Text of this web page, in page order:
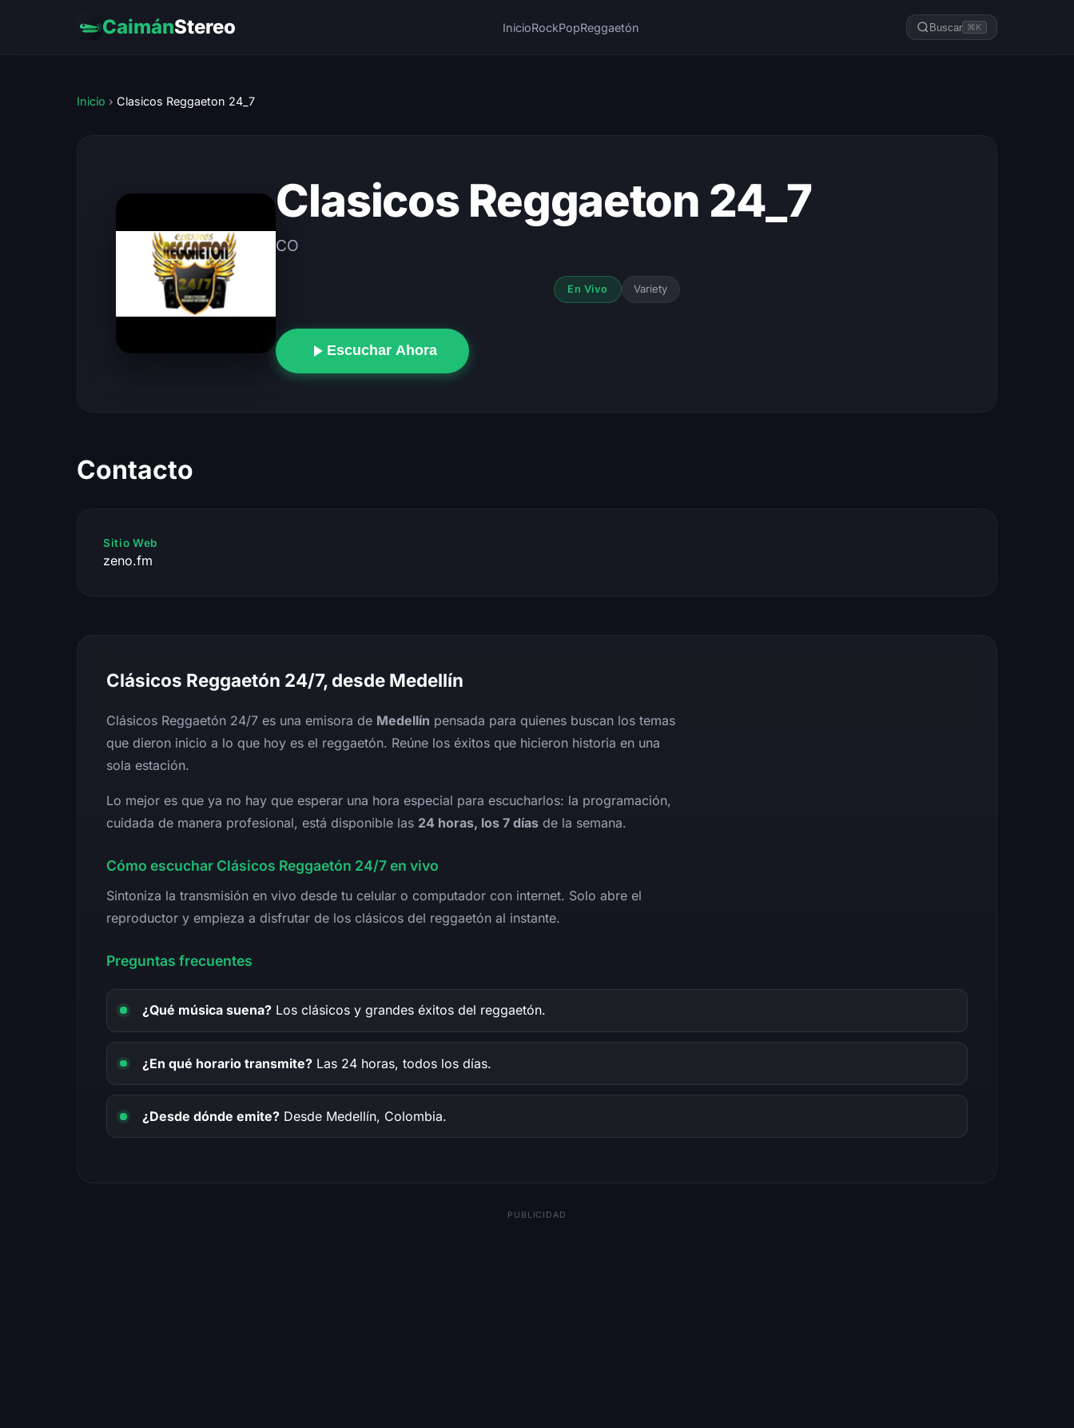
CaimánStereo InicioRockPopReggaetón Buscar ⌘K
Inicio › Clasicos Reggaeton 24_7
Clasicos Reggaeton 24_7
CO
En Vivo Variety
Escuchar Ahora
Contacto
Sitio Web
zeno.fm
Clásicos Reggaetón 24/7, desde Medellín
Clásicos Reggaetón 24/7 es una emisora de Medellín pensada para quienes buscan los temas
que dieron inicio a lo que hoy es el reggaetón. Reúne los éxitos que hicieron historia en una
sola estación.
Lo mejor es que ya no hay que esperar una hora especial para escucharlos: la programación,
cuidada de manera profesional, está disponible las 24 horas, los 7 días de la semana.
Cómo escuchar Clásicos Reggaetón 24/7 en vivo
Sintoniza la transmisión en vivo desde tu celular o computador con internet. Solo abre el
reproductor y empieza a disfrutar de los clásicos del reggaetón al instante.
Preguntas frecuentes
¿Qué música suena? Los clásicos y grandes éxitos del reggaetón.
¿En qué horario transmite? Las 24 horas, todos los días.
¿Desde dónde emite? Desde Medellín, Colombia.
PUBLICIDAD